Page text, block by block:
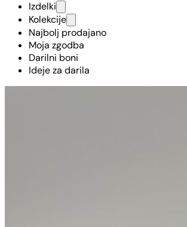
Izdelki
Kolekcije
Najbolj prodajano
Moja zgodba
Darilni boni
Ideje za darila